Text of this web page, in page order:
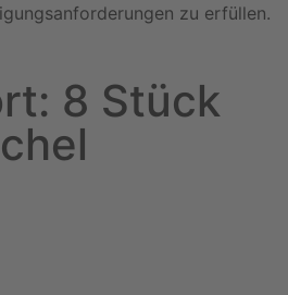
zu erfüllen.
8 Stück